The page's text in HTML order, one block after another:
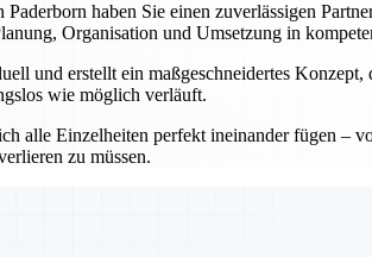
haben Sie einen zuverlässigen
Organisation und Umsetzung in
und erstellt ein maßgeschneidertes Konzept,
wie möglich verläuft.
alle Einzelheiten perfekt ineinander fügen –
zu müssen.